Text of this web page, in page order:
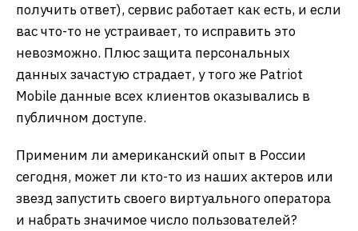
получить ответ), сервис работает как есть, и если
вас что-то не устраивает, то исправить это
невозможно. Плюс защита персональных
данных зачастую страдает, у того же Patriot
Mobile данные всех клиентов оказывались в
публичном доступе.
Применим ли американский опыт в России
сегодня, может ли кто-то из наших актеров или
звезд запустить своего виртуального оператора
и набрать значимое число пользователей?